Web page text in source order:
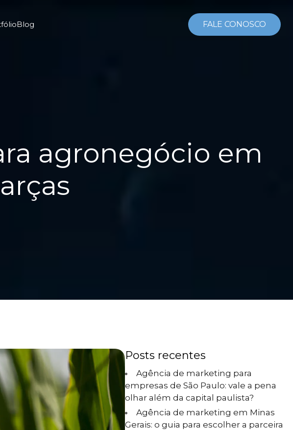
Blog FALE CONOSCO
agronegócio em
Posts recentes
Agência de marketing para
empresas de São Paulo: vale a pena
olhar além da capital paulista?
Agência de marketing em Minas
Gerais: o guia para escolher a parceira